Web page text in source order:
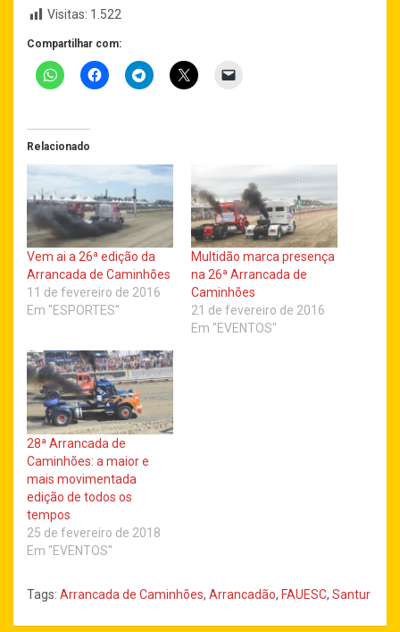
Visitas: 1.522
Compartilhar com:
Relacionado
Vem ai a 26ª edição da
Arrancada de Caminhões
11 de fevereiro de 2016
Em "ESPORTES"
Multidão marca presença
na 26ª Arrancada de
Caminhões
21 de fevereiro de 2016
Em "EVENTOS"
28ª Arrancada de
Caminhões: a maior e
mais movimentada
edição de todos os
tempos
25 de fevereiro de 2018
Em "EVENTOS"
Tags: Arrancada de Caminhões, Arrancadão, FAUESC, Santur